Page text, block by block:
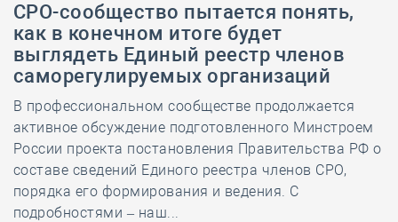
СРО-сообщество пытается понять,
как в конечном итоге будет
выглядеть Единый реестр членов
саморегулируемых организаций
В профессиональном сообществе продолжается
активное обсуждение подготовленного Минстроем
России проекта постановления Правительства РФ о
составе сведений Единого реестра членов СРО,
порядка его формирования и ведения. С
подробностями – наш...